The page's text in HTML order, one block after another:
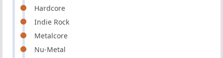
Hardcore
Indie Rock
Metalcore
Nu-Metal